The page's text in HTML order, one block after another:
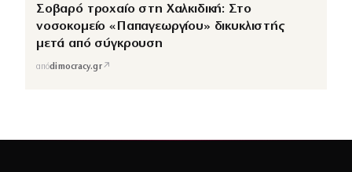
Σοβαρό τροχαίο στη Χαλκιδική: Στο
νοσοκομείο «Παπαγεωργίου» δικυκλιστής
μετά από σύγκρουση
απόdimocracy.gr↗